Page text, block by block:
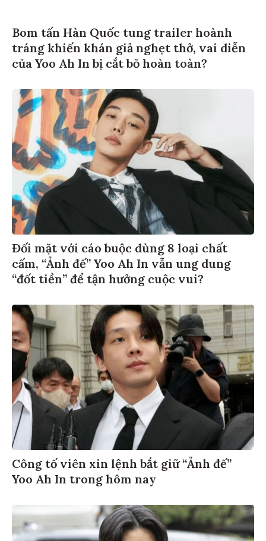
Bom tấn Hàn Quốc tung trailer hoành
tráng khiến khán giả nghẹt thở, vai diễn
của Yoo Ah In bị cắt bỏ hoàn toàn?
Đối mặt với cáo buộc dùng 8 loại chất
cấm, “Ảnh đế” Yoo Ah In vẫn ung dung
“đốt tiền” để tận hưởng cuộc vui?
Công tố viên xin lệnh bắt giữ “Ảnh đế”
Yoo Ah In trong hôm nay